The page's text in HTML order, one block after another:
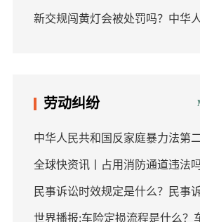
容是什么？
役可以取保回家吗?
新交规闯黄灯会被处罚吗？中华人
劳动纠纷
中华人民共和国反家庭暴力法第二
内容是什么？冷暴力指的都有哪些
容？
全球快资讯丨占用消防通道违法吗
么才算占用消防通道？
民事诉讼时效规定是什么？民事诉
适用范围是怎样的？ 环球关注
世界播报:车险定损流程是什么？